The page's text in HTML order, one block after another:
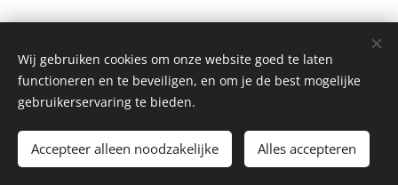
Alle rechten voorbehouden © 2026 Rumah Baru Waalwijk Cookies
Wij gebruiken cookies om onze website goed te laten
functioneren en te beveiligen, en om je de best mogelijke
gebruikerservaring te bieden.
Accepteer alleen noodzakelijke Alles accepteren